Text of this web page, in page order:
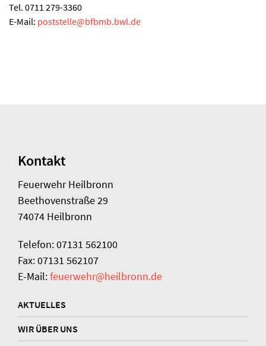
Tel. 0711 279-3360
E-Mail: poststelle@bfbmb.bwl.de
Kontakt
Feuerwehr Heilbronn
Beethovenstraße 29
74074 Heilbronn
Telefon: 07131 562100
Fax: 07131 562107
E-Mail:feuerwehr@heilbronn.de
AKTUELLES
WIR ÜBER UNS